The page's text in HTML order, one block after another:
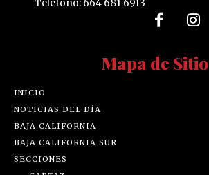
Teléfono: 664 681 6913
Mapa de Sitio
INICIO
NOTICIAS DEL DÍA
BAJA CALIFORNIA
BAJA CALIFORNIA SUR
SECCIONES